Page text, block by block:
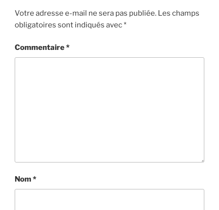
Votre adresse e-mail ne sera pas publiée. Les champs
obligatoires sont indiqués avec*
Commentaire*
Nom*